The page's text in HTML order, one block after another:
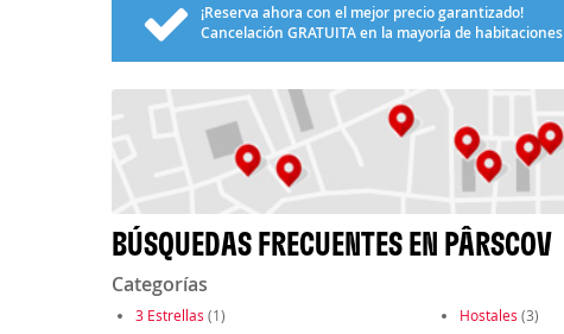
¡Reserva ahora con el mejor precio garantizado!
Cancelación GRATUITAen la mayoría de habitaciones
BÚSQUEDAS FRECUENTES EN PÂRSCOV
Categorías
3 Estrellas (1) Hostales (3)